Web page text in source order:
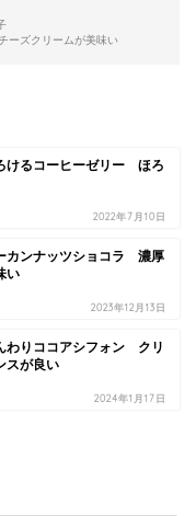
ーズクリームが美味い
るコーヒーゼリー ほろ
2022年7月10日
カンナッツショコラ 濃厚
い
2023年12月13日
りココアシフォン クリ
スが良い
2024年1月17日